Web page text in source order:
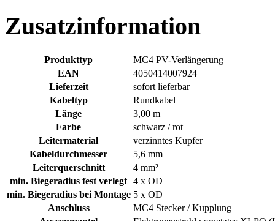
Zusatzinformation
Produkttyp
MC4 PV-Verlängerung
EAN
4050414007924
Lieferzeit
sofort lieferbar
Kabeltyp
Rundkabel
Länge
3,00 m
Farbe
schwarz / rot
Leitermaterial
verzinntes Kupfer
Kabeldurchmesser
5,6 mm
Leiterquerschnitt
4 mm²
min. Biegeradius fest verlegt 4 x OD
min. Biegeradius bei Montage 5 x OD
Anschluss
MC4 Stecker / Kupplung